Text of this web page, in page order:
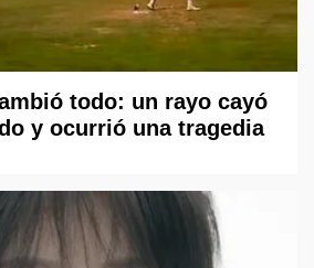
todo: un rayo cayó
y ocurrió una tragedia